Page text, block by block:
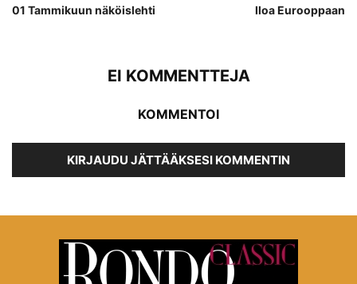
01 Tammikuun näköislehti Iloa Eurooppaan
EI KOMMENTTEJA
KOMMENTOI
KIRJAUDU JÄTTÄÄKSESI KOMMENTIN